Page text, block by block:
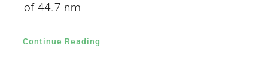
of 44.7 nm
Continue Reading